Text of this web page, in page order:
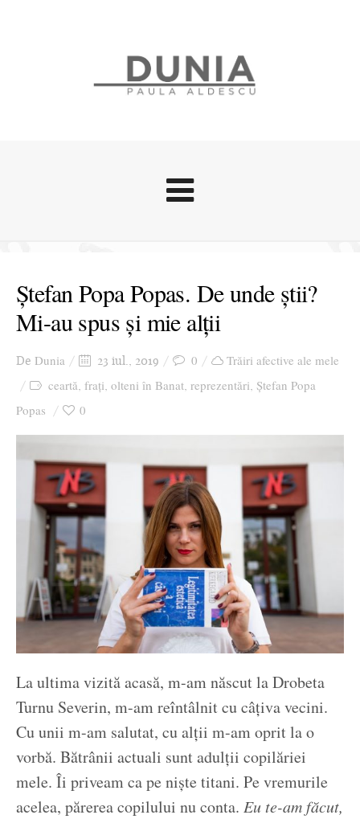
Stari afective
Zice Dunia
Călătorii
Cursuri povestite
Ziua culorii
Ștefan Popa Popas. De unde știi?
Mi-au spus și mie alții
De Dunia 23 iul., 2019 0
Trăiri afective ale mele
ceartă, frați, olteni în Banat, reprezentări, Ștefan Popa
Popas
0
La ultima vizită acasă, m-am născut la Drobeta
Turnu Severin, m-am reîntâlnit cu câțiva vecini.
Cu unii m-am salutat, cu alții m-am oprit la o
vorbă. Bătrânii actuali sunt adulții copilăriei
mele. Îi priveam ca pe niște titani. Pe vremurile
acelea, părerea copilului nu conta. Eu te-am făcut,